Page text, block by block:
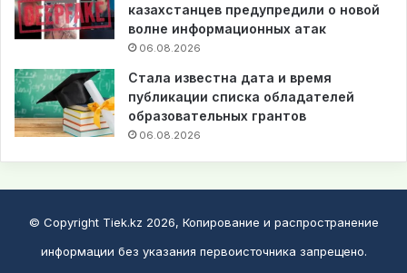
казахстанцев предупредили о новой
волне информационных атак
06.08.2026
Стала известна дата и время
публикации списка обладателей
образовательных грантов
06.08.2026
© Copyright Tiek.kz 2026, Копирование и распространение
информации без указания первоисточника запрещено.